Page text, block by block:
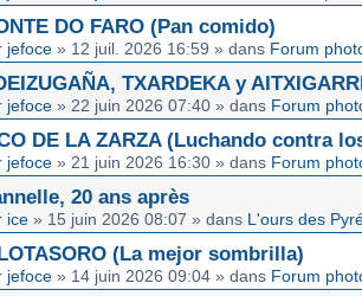
DO FARO (Pan comido)
jefoce » 12 juil. 2026 16:59 » dans Forum
TXARDEKA y
jefoce » 22 juin 2026 07:40 » dans Forum
DE LA ZARZA (Luchando contra
jefoce » 21 juin 2026 16:30 » dans Forum
20 ans après
ice » 15 juin 2026 08:07 » dans L'ours des
(La mejor sombrilla)
jefoce » 14 juin 2026 09:04 » dans Forum